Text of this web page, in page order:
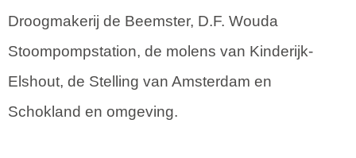
Droogmakerij de Beemster, D.F. Wouda
Stoompompstation, de molens van Kinderijk-
Elshout, de Stelling van Amsterdam en
Schokland en omgeving.